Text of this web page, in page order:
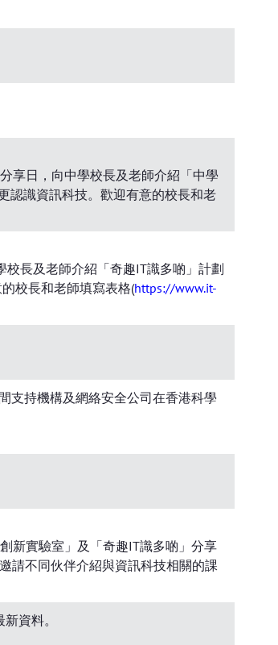
享日，向中學校長及老師介紹「中學
認識資訊科技。歡迎有意的校長和老
長及老師介紹「奇趣IT識多啲」計劃
校長和老師填寫表格(https://www.it-
支持機構及網絡安全公司在香港科學
新實驗室」及「奇趣IT識多啲」分享
請不同伙伴介紹與資訊科技相關的課
資料。